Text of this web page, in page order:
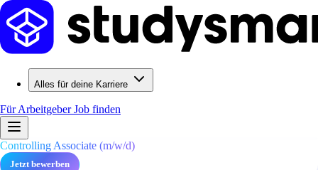
Alles für deine Karriere
Für ArbeitgeberJob finden
Controlling Associate (m/w/d)
Jetzt bewerben